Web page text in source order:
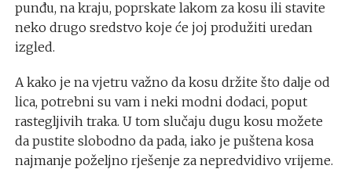
punđu, na kraju, poprskate lakom za kosu ili stavite
neko drugo sredstvo koje će joj produžiti uredan
izgled.
A kako je na vjetru važno da kosu držite što dalje od
lica, potrebni su vam i neki modni dodaci, poput
rastegljivih traka. U tom slučaju dugu kosu možete
da pustite slobodno da pada, iako je puštena kosa
najmanje poželjno rješenje za nepredvidivo vrijeme.